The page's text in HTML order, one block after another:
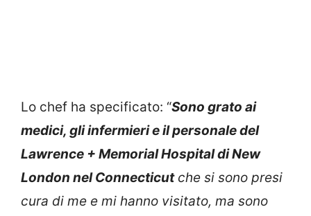
Lo chef ha specificato: “Sono grato ai
medici, gli infermieri e il personale del
Lawrence + Memorial Hospital di New
London nel Connecticutche si sono presi
cura di me e mi hanno visitato, ma sono